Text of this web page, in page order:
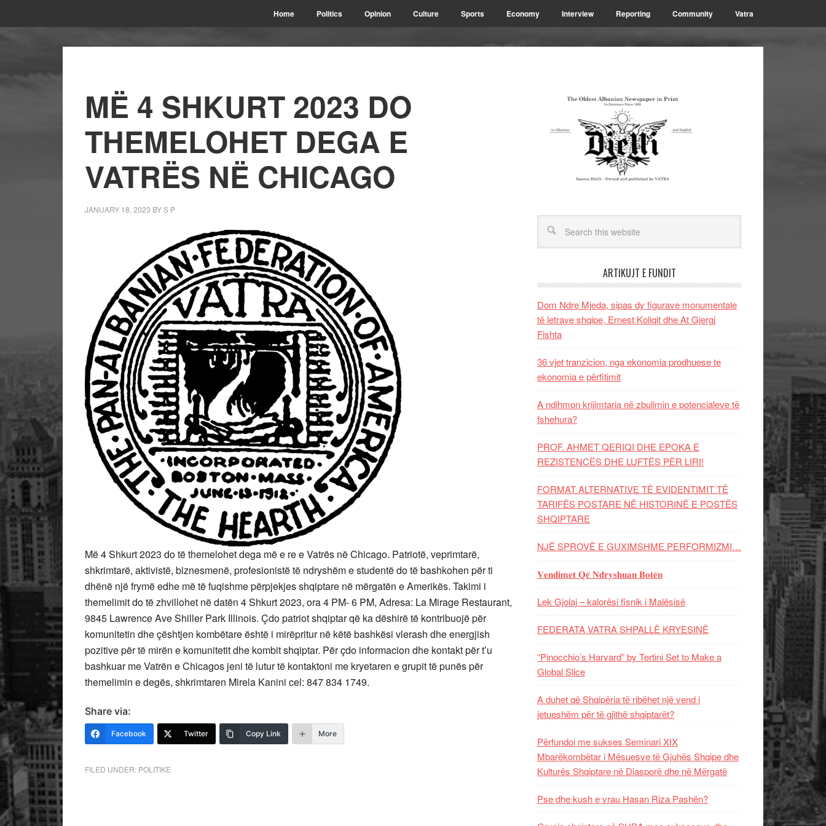
Home Politics Opinion Culture Sports Economy Interview Reporting Community Vatra
MË 4 SHKURT 2023 DO
THEMELOHET DEGA E
VATRËS NË CHICAGO
JANUARY 18, 2023 BYS P
Më 4 Shkurt 2023 do të themelohet dega më e re e Vatrës në Chicago. Patriotë, veprimtarë,
shkrimtarë, aktivistë, biznesmenë, profesionistë të ndryshëm e studentë do të bashkohen për ti
dhënë një frymë edhe më të fuqishme përpjekjes shqiptare në mërgatën e Amerikës. Takimi i
themelimit do të zhvillohet në datën 4 Shkurt 2023, ora 4 PM- 6 PM, Adresa: La Mirage Restaurant,
9845 Lawrence Ave Shiller Park Illinois. Çdo patriot shqiptar që ka dëshirë të kontribuojë për
komunitetin dhe çështjen kombëtare është i mirëpritur në këtë bashkësi vlerash dhe energjish
pozitive për të mirën e komunitetit dhe kombit shqiptar. Për çdo informacion dhe kontakt për t’u
bashkuar me Vatrën e Chicagos jeni të lutur të kontaktoni me kryetaren e grupit të punës për
themelimin e degës, shkrimtaren Mirela Kanini cel: 847 834 1749.
Share via:
Facebook Twitter Copy Link More
FILED UNDER: POLITIKE
ARTIKUJT E FUNDIT
Dom Ndre Mjeda, sipas dy figurave monumentale
të letrave shqipe, Ernest Koliqit dhe At Gjergj
Fishta
36 vjet tranzicion, nga ekonomia prodhuese te
ekonomia e përfitimit
A ndihmon krijimtaria në zbulimin e potencialeve të
fshehura?
PROF. AHMET QERIQI DHE EPOKA E
REZISTENCЁS DHE LUFTЁS PЁR LIRI!
FORMAT ALTERNATIVE TË EVIDENTIMIT TË
TARIFËS POSTARE NË HISTORINË E POSTËS
SHQIPTARE
NJË SPROVË E GUXIMSHME PERFORMIZMI…
𝐕𝐞𝐧𝐝𝐢𝐦𝐞𝐭 𝐐𝐞̈ 𝐍𝐝𝐫𝐲𝐬𝐡𝐮𝐚𝐧 𝐁𝐨𝐭𝐞̈𝐧
Lek Gjolaj – kalorësi fisnik i Malësisë
FEDERATA VATRA SHPALLË KRYESINË
“Pinocchio’s Harvard” by Tertini Set to Make a
Global Slice
A duhet që Shqipëria të ribëhet një vend i
jetueshëm për të gjithë shqiptarët?
Përfundoi me sukses Seminari XIX
Mbarëkombëtar i Mësuesve të Gjuhës Shqipe dhe
Kulturës Shqiptare në Diasporë dhe në Mërgatë
Pse dhe kush e vrau Hasan Riza Pashën?